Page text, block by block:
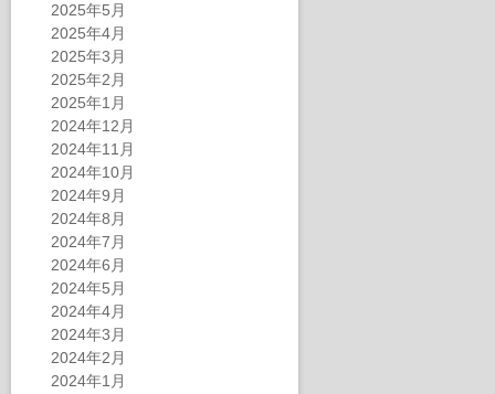
2025年5月
2025年4月
2025年3月
2025年2月
2025年1月
2024年12月
2024年11月
2024年10月
2024年9月
2024年8月
2024年7月
2024年6月
2024年5月
2024年4月
2024年3月
2024年2月
2024年1月